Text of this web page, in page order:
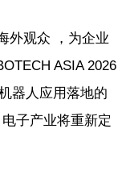
外观众 ，为企业
ASIA 2026
器人应用落地的
子产业将重新定